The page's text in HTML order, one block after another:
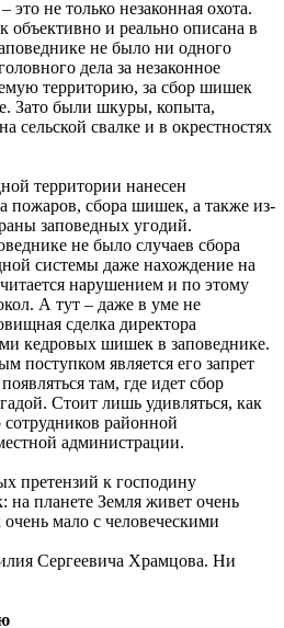
это не только незаконная охота.
объективно и реально описана в
не было ни одного
дела за незаконное
территорию, за сбор шишек
Зато были шкуры, копыта,
сельской свалке и в окрестностях
территории нанесен
пожаров, сбора шишек, а также из-
заповедных угодий.
не было случаев сбора
системы даже нахождение на
нарушением и по этому
А тут – даже в уме не
сделка директора
кедровых шишек в заповеднике.
поступком является его запрет
там, где идет сбор
Стоит лишь удивляться, как
районной
администрации.
претензий к господину
на планете Земля живет очень
мало с человеческими
Сергеевича Храмцова. Ни